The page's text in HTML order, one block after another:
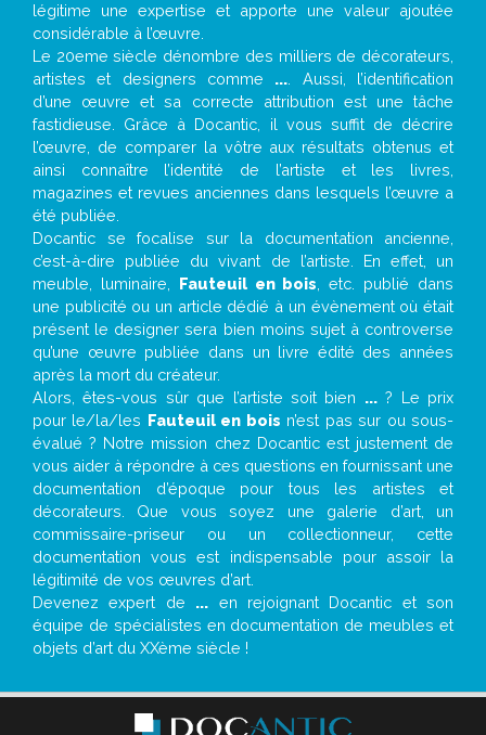
légitime une expertise et apporte une valeur ajoutée
considérable à l’œuvre.
Le 20eme siècle dénombre des milliers de décorateurs,
artistes et designers comme ... . Aussi, l’identification
d’une œuvre et sa correcte attribution est une tâche
fastidieuse. Grâce à Docantic, il vous suffit de décrire
l’œuvre, de comparer la vôtre aux résultats obtenus et
ainsi connaître l’identité de l’artiste et les livres,
magazines et revues anciennes dans lesquels l’œuvre a
été publiée.
Docantic se focalise sur la documentation ancienne,
c’est-à-dire publiée du vivant de l’artiste. En effet, un
meuble, luminaire, Fauteuil en bois , etc. publié dans
une publicité ou un article dédié à un évènement où était
présent le designer sera bien moins sujet à controverse
qu’une œuvre publiée dans un livre édité des années
après la mort du créateur.
Alors, êtes-vous sûr que l’artiste soit bien ...? Le prix
pour le/la/les Fauteuil en bois n’est pas sur ou sous-
évalué ? Notre mission chez Docantic est justement de
vous aider à répondre à ces questions en fournissant une
documentation d’époque pour tous les artistes et
décorateurs. Que vous soyez une galerie d’art, un
commissaire-priseur ou un collectionneur, cette
documentation vous est indispensable pour assoir la
légitimité de vos œuvres d’art.
Devenez expert de ... en rejoignant Docantic et son
équipe de spécialistes en documentation de meubles et
objets d’art du XXème siècle !